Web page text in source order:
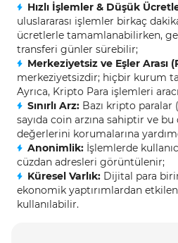
Hızlı İşlemler & Düşük
uluslararası işlemler birkaç
ücretlerle tamamlanabilirken,
transferi günler sürebilir;
Merkeziyetsiz ve Eşler Arası
merkeziyetsizdir; hiçbir kurum
Ayrıca, Kripto Para işlemleri
Sınırlı Arz: Bazı kripto paralar
sayıda coin arzına sahiptir ve
değerlerini korumalarına
Anonimlik: İşlemlerde
cüzdan adresleri görüntülenir;
Küresel Varlık: Dijital para
ekonomik yaptırımlardan
kullanılabilir.